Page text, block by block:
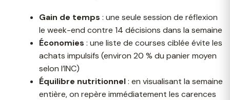
Gain de temps : une seule session de réflexion
le week-end contre 14 décisions dans la semaine
Économies : une liste de courses ciblée évite les
achats impulsifs (environ 20 % du panier moyen
selon l’INC)
Équilibre nutritionnel: en visualisant la semaine
entière, on repère immédiatement les carences